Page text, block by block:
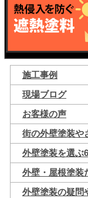
施工事例
現場ブログ
お客様の声
街の外壁塗装や
外壁塗装を選ぶ
外壁・屋根塗装
外壁塗装の疑問